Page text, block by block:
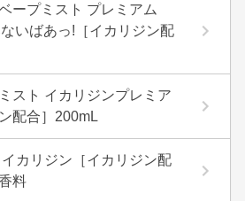
ープミスト プレミアム
いばあっ!［イカリジン配
スト イカリジンプレミア
配合］200mL
カリジン［イカリジン配
料